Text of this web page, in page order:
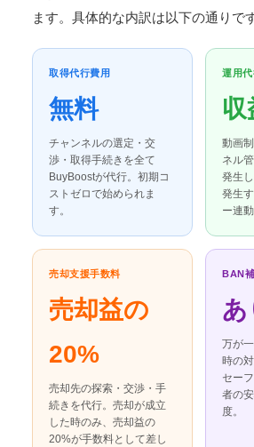
ます。具体的な内訳は以下の通りです
取得代行費用
無料
チャンネルの選定・交
渉・取得手続きを全て
BuyBoostが代行。初期コ
ストゼロで始められま
す。
運用
収
動画
ネル
発生
発生
ー連動
売却支援手数料
売却益の
20%
売却先の探索・交渉・手
続きを代行。売却が成立
した時のみ、売却益の
20%が手数料として差し
BAN
あ
万が
時の
セー
者の
度。